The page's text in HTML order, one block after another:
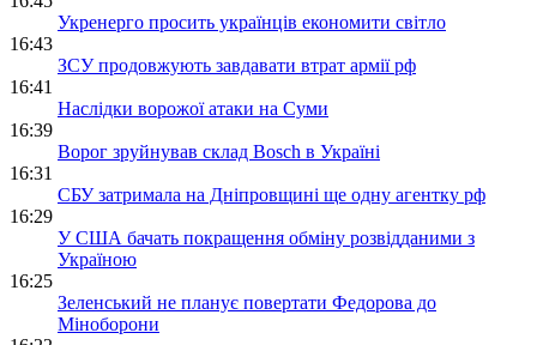
Укренерго просить українців економити світло
16:43
ЗСУ продовжують завдавати втрат армії рф
16:41
Наслідки ворожої атаки на Суми
16:39
Ворог зруйнував склад Bosch в Україні
16:31
СБУ затримала на Дніпровщині ще одну агентку рф
16:29
У США бачать покращення обміну розвідданими з
Україною
16:25
Зеленський не планує повертати Федорова до
Міноборони